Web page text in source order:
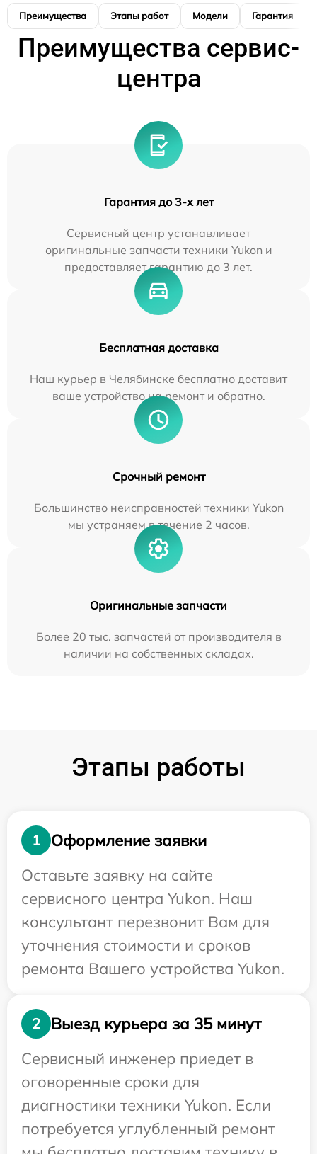
Преимущества Этапы работ Модели Гарантия
Преимущества сервис-
центра
Гарантия до 3-х лет
Сервисный центр устанавливает
оригинальные запчасти техники Yukon и
предоставляет гарантию до 3 лет.
Бесплатная доставка
Наш курьер в Челябинске бесплатно доставит
ваше устройство на ремонт и обратно.
Срочный ремонт
Большинство неисправностей техники Yukon
мы устраняем в течение 2 часов.
Оригинальные запчасти
Более 20 тыс. запчастей от производителя в
наличии на собственных складах.
Этапы работы
1
Оформление заявки
Оставьте заявку на сайте
сервисного центра Yukon. Наш
консультант перезвонит Вам для
уточнения стоимости и сроков
ремонта Вашего устройства Yukon.
2
Выезд курьера за 35 минут
Сервисный инженер приедет в
оговоренные сроки для
диагностики техники Yukon. Если
потребуется углубленный ремонт